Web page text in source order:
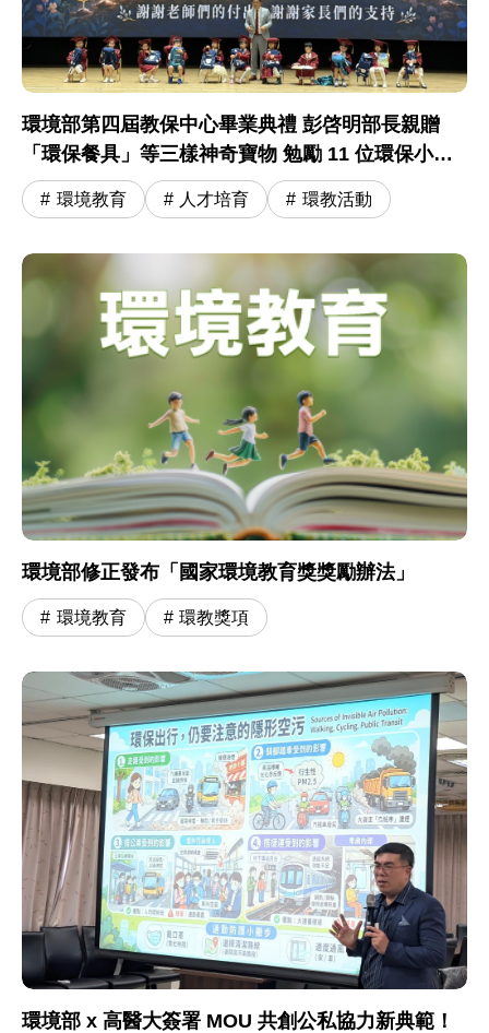
環境部第四屆教保中心畢業典禮 彭啓明部長親贈
「環保餐具」等三樣神奇寶物 勉勵 11 位環保小尖
兵開啟小學冒險旅程
環境教育 人才培育 環教活動
環境部修正發布「國家環境教育獎獎勵辦法」
環境教育 環教獎項
環境部 x 高醫大簽署 MOU 共創公私協力新典範！